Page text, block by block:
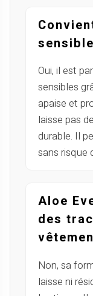
Oui, il est
sensibles
apaise et
laisse pas
durable. Il
sans risque
Aloe
des
Non, sa
laisse ni